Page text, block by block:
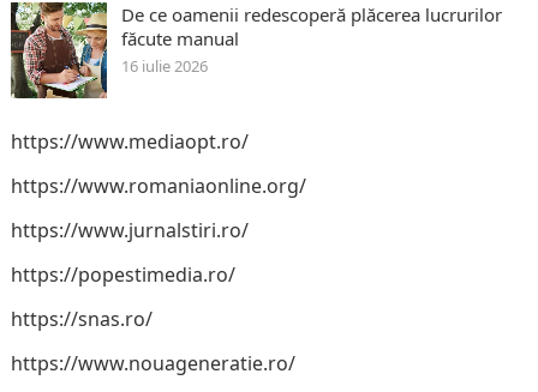
De ce oamenii redescoperă plăcerea lucrurilor
făcute manual
16 iulie 2026
https://www.mediaopt.ro/
https://www.romaniaonline.org/
https://www.jurnalstiri.ro/
https://popestimedia.ro/
https://snas.ro/
https://www.nouageneratie.ro/